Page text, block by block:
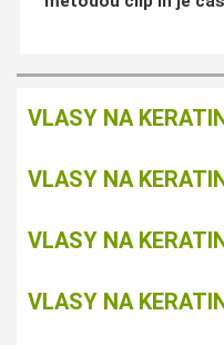
VLASY NA
VLASY NA
VLASY NA
VLASY NA